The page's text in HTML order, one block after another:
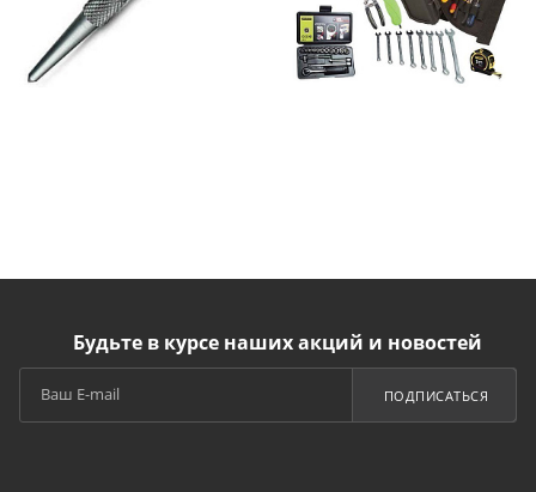
Будьте в курсе наших акций и новостей
ПОДПИСАТЬСЯ